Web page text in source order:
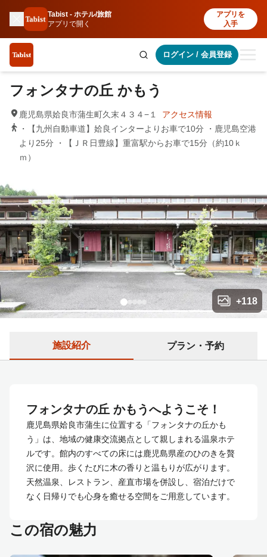
Tabist - ホテル/旅館
アプリで開く
アプリを
入手
ログイン/ 会員登録
+118
フォンタナの丘 かもう
鹿児島県姶良市蒲生町久末４３４−１
アクセス情報
・【九州自動車道】姶良インターよりお車で10分 ・鹿児島空港
より25分 ・【ＪＲ日豊線】重富駅からお車で15分（約10ｋ
ｍ）
施設紹介 プラン・予約
フォンタナの丘 かもうへようこそ！
鹿児島県姶良市蒲生に位置する「フォンタナの丘かも
う」は、地域の健康交流拠点として親しまれる温泉ホテ
ルです。館内のすべての床には鹿児島県産のひのきを贅
沢に使用。歩くたびに木の香りと温もりが広がります。
天然温泉、レストラン、産直市場を併設し、宿泊だけで
なく日帰りでも心身を癒せる空間をご用意しています。
この宿の魅力